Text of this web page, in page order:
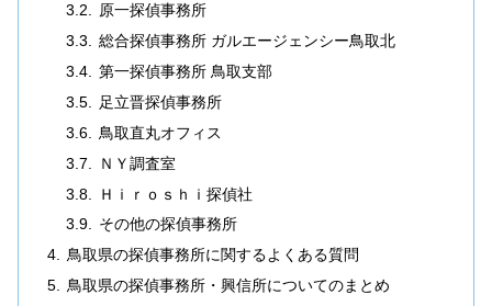
原一探偵事務所
総合探偵事務所 ガルエージェンシー鳥取北
第一探偵事務所 鳥取支部
足立晋探偵事務所
鳥取直丸オフィス
ＮＹ調査室
Ｈｉｒｏｓｈｉ探偵社
その他の探偵事務所
鳥取県の探偵事務所に関するよくある質問
鳥取県の探偵事務所・興信所についてのまとめ